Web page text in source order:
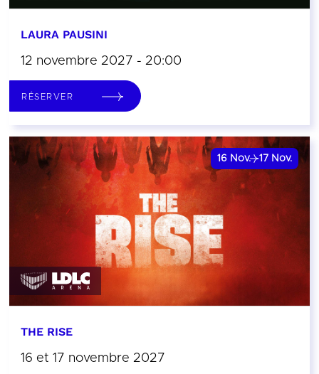
LAURA PAUSINI
12 novembre 2027 - 20:00
RÉSERVER
16 Nov. 17 Nov.
THE RISE
16 et 17 novembre 2027